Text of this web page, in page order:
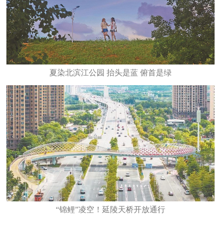
夏染北滨江公园 抬头是蓝 俯首是绿
“锦鲤”凌空！延陵天桥开放通行